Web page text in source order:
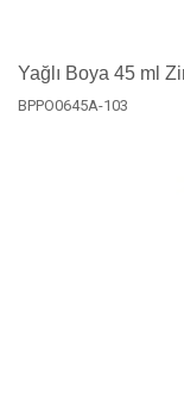
Yağlı Boya 45 ml
BPPO0645A-103